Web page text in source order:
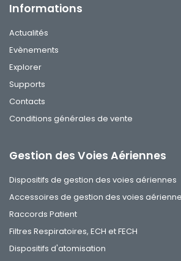
Informations
Actualités
Evènements
Explorer
Supports
Contacts
Conditions générales de vente
Gestion des Voies Aériennes
Dispositifs de gestion des voies aériennes
Accessoires de gestion des voies
Raccords Patient
Filtres Respiratoires, ECH et FECH
Dispositifs d'atomisation